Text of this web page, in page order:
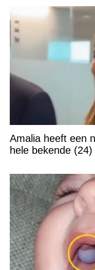
Amalia heeft een
hele bekende (24)